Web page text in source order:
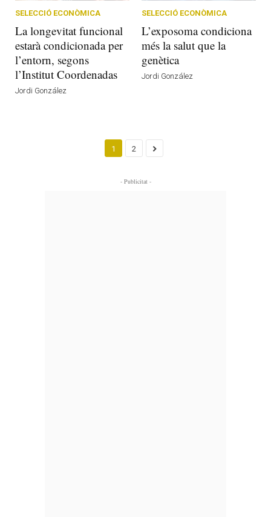
SELECCIÓ ECONÒMICA
La longevitat funcional
estarà condicionada per
l’entorn, segons
l’Institut Coordenadas
Jordi González
SELECCIÓ ECONÒMICA
L’exposoma condiciona
més la salut que la
genètica
Jordi González
1 2
- Publicitat -